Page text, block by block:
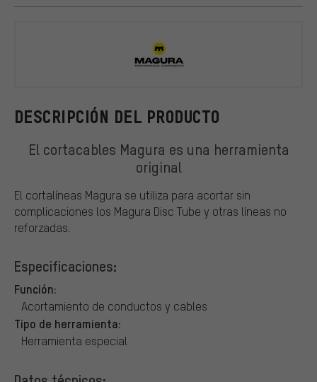
DESCRIPCIÓN DEL PRODUCTO
El cortacables Magura es una herramienta
original
El cortalíneas Magura se utiliza para acortar sin
complicaciones los Magura Disc Tube y otras líneas no
reforzadas.
Especificaciones:
Función:
Acortamiento de conductos y cables
Tipo de herramienta:
Herramienta especial